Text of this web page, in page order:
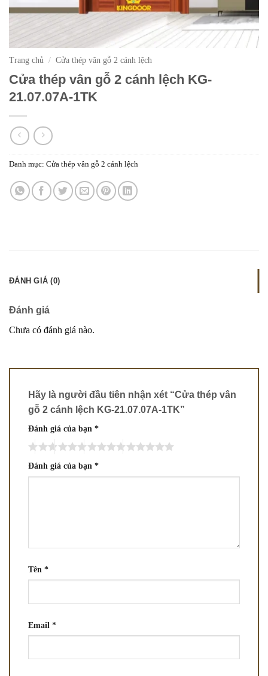
Trang chủ / Cửa thép vân gỗ 2 cánh lệch
Cửa thép vân gỗ 2 cánh lệch KG-
21.07.07A-1TK
Danh mục: Cửa thép vân gỗ 2 cánh lệch
ĐÁNH GIÁ (0)
Đánh giá
Chưa có đánh giá nào.
Hãy là người đầu tiên nhận xét “Cửa thép vân
gỗ 2 cánh lệch KG-21.07.07A-1TK”
Đánh giá của bạn *
Đánh giá của bạn *
Tên *
Email *